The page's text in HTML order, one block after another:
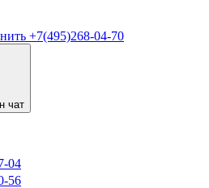
+7(495)268-04-70
чат
04
56